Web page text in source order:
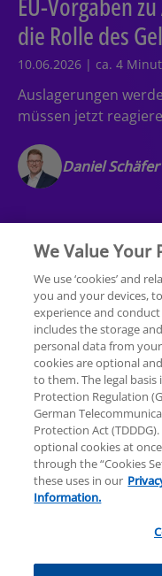
die Rolle des
10.06.2026 | ca. 4
Auslagerungen
müssen jetzt
Daniel Schäfer
Rechtliche
Sitemap Hilfe
© 2025 KPMG AG
eine
ein Mitglied der
unabhängiger
International
We Value Your
We use ‘cookies’ and
you and your devices,
experience and
includes the storage
personal data from
cookies are optional
to them. The legal basis
Protection Regulation
German
Protection Act
optional cookies at
through the “Cookies
these uses in our
Information.